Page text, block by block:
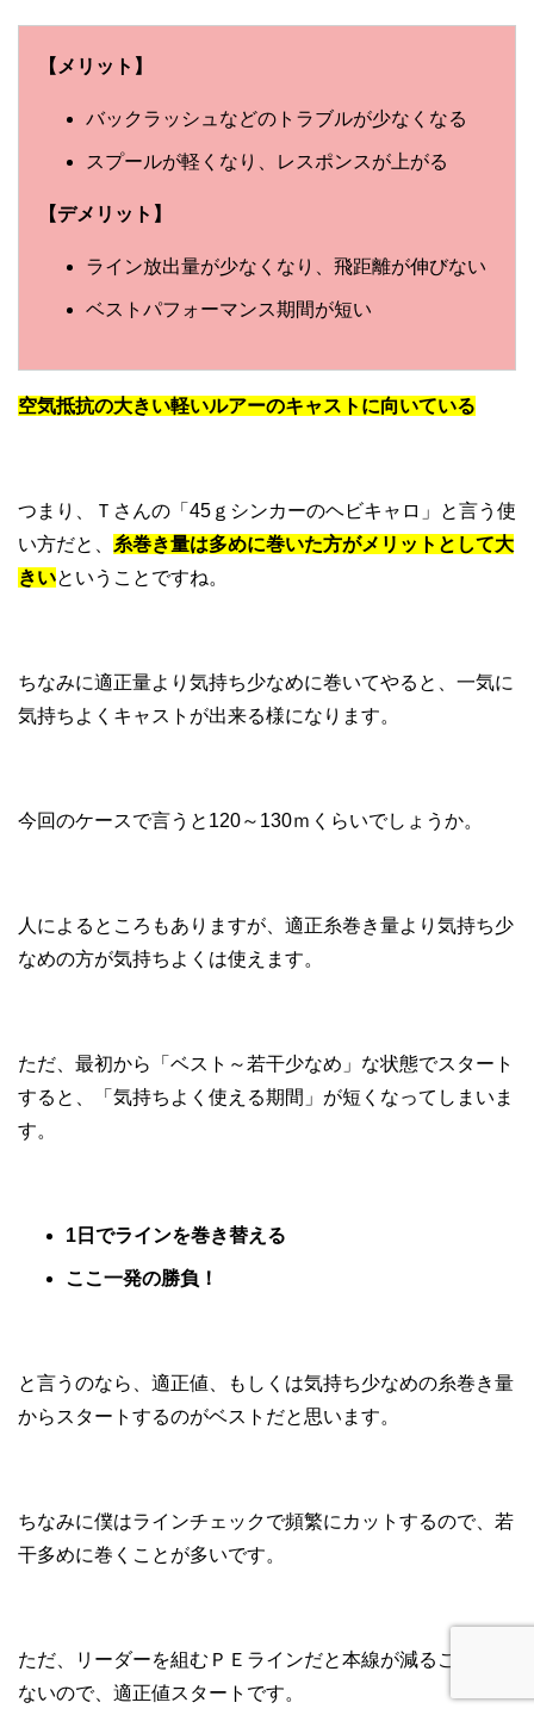
【メリット】
バックラッシュなどのトラブルが少なくなる
スプールが軽くなり、レスポンスが上がる
【デメリット】
ライン放出量が少なくなり、飛距離が伸びない
ベストパフォーマンス期間が短い
空気抵抗の大きい軽いルアーのキャストに向いている
つまり、Ｔさんの「45ｇシンカーのヘビキャロ」と言う使
い方だと、
糸巻き量は多めに巻いた方がメリットとして大
きいということですね。
ちなみに適正量より気持ち少なめに巻いてやると、一気に
気持ちよくキャストが出来る様になります。
今回のケースで言うと120～130ｍくらいでしょうか。
人によるところもありますが、適正糸巻き量より気持ち少
なめの方が気持ちよくは使えます。
ただ、最初から「ベスト～若干少なめ」な状態でスタート
すると、「気持ちよく使える期間」が短くなってしまいま
す。
1日でラインを巻き替える
ここ一発の勝負！
と言うのなら、適正値、もしくは気持ち少なめの糸巻き量
からスタートするのがベストだと思います。
ちなみに僕はラインチェックで頻繁にカットするので、若
干多めに巻くことが多いです。
ただ、リーダーを組むＰＥラインだと本線が減ることが少
ないので、適正値スタートです。